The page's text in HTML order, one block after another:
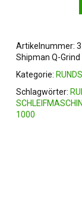
Artikelnummer:
Shipman Q-Grind
Kategorie:
Schlagwörter:
1000